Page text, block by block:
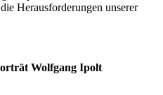
Herausforderungen unserer